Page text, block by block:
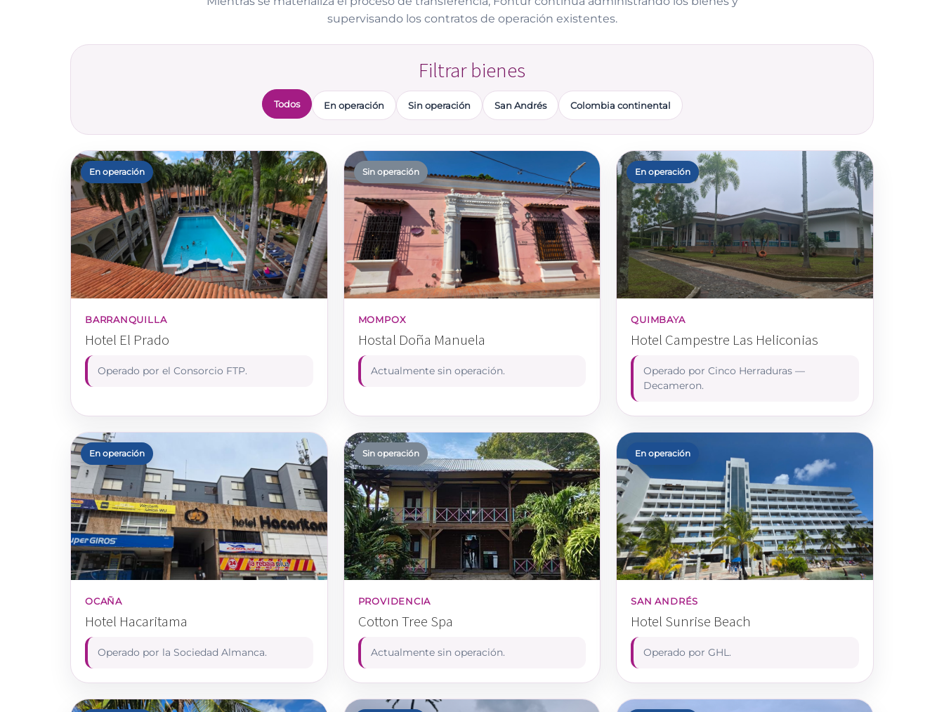
supervisando los contratos de operación existentes.
Filtrar bienes
Todos En operación Sin operación San Andrés Colombia continental
En operación
BARRANQUILLA
Hotel El Prado
Operado por el Consorcio FTP.
Sin operación
MOMPOX
Hostal Doña Manuela
Actualmente sin operación.
En operación
QUIMBAYA
Hotel Campestre Las Heliconias
Operado por Cinco Herraduras —
Decameron.
En operación
OCAÑA
Hotel Hacaritama
Operado por la Sociedad Almanca.
Sin operación
PROVIDENCIA
Cotton Tree Spa
Actualmente sin operación.
En operación
SAN ANDRÉS
Hotel Sunrise Beach
Operado por GHL.